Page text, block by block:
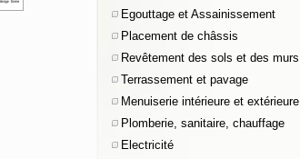
Egouttage et Assainissement
Placement de châssis
Revêtement des sols et des murs
Terrassement et pavage
Menuiserie intérieure et extérieure
Plomberie, sanitaire, chauffage
Electricité